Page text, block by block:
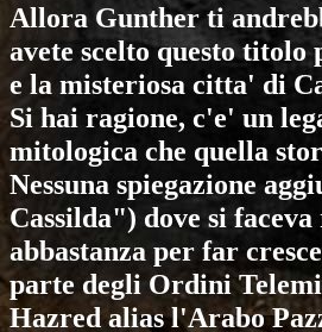
Allora Gunther ti
avete scelto questo
e la misteriosa citta' di
Si hai ragione, c'e' un
mitologica che quella
Nessuna spiegazione
Cassilda") dove si
abbastanza per far
parte degli Ordini
Hazred alias l'Arabo